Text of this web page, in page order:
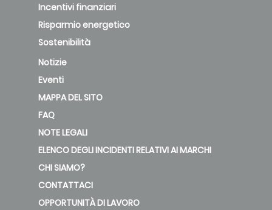
Incentivi finanziari
Risparmio energetico
Sostenibilità
Notizie
Eventi
MAPPA DEL SITO
FAQ
NOTE LEGALI
ELENCO DEGLI INCIDENTI RELATIVI AI MARCHI
CHI SIAMO?
CONTATTACI
OPPORTUNITÀ DI LAVORO